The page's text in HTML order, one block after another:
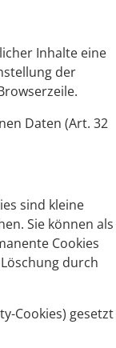
Inhalte eine
der
Daten (Art. 32
sind kleine
Sie können als
Cookies
durch
Cookies) gesetzt